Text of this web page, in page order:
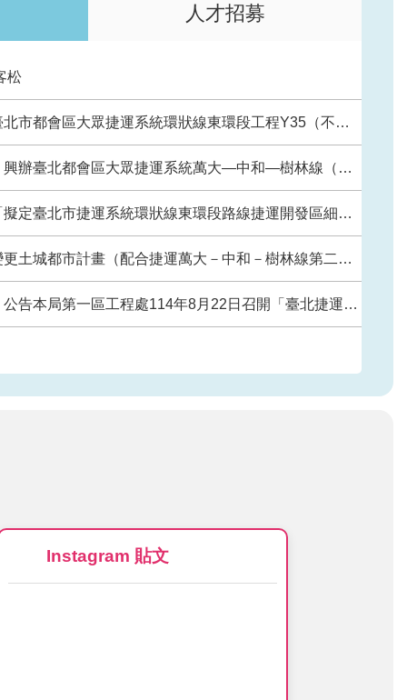
人才招募
松
捷運系統環狀線東環段工程Y35（不含）～Y01（不含）穿越公、私有土地之地下部分使用空間範圍
大眾捷運系統萬大—中和—樹林線（第二 期工程） LG20站捷運系統用地（捷二）第4次公聽會會議紀錄
捷運系統環狀線東環段路線捷運開發區細部計畫案」樁位公告圖、樁位圖及樁位坐標表
計畫（配合捷運萬大－中和－樹林線第二期路線）LG11站（出入口B）主要計畫案
處114年8月22日召開「臺北捷運環狀線東環段CF720及CF740區段標污水管網遷建工程招商說明會」會議紀錄及簡報。
Instagram 貼文